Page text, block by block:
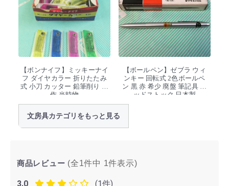
【ボンナイフ】ミッキーナイ
フ ダイヤカラー 折りたたみ
式 小刀 カッター 鉛筆削り 工
作 当時物
【ボールペン】ゼブラ ウィ
ンキー 回転式 2色ボールペ
ン 黒 赤 希少 廃盤 筆記具 デ
ッドストック 日本製
文房具カテゴリをもっと見る
商品レビュー (全1件中 1件表示)
3.0 (1件)